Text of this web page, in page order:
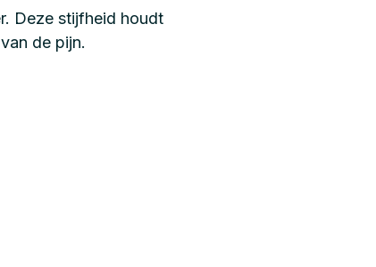
Deze stijfheid houdt
de pijn.